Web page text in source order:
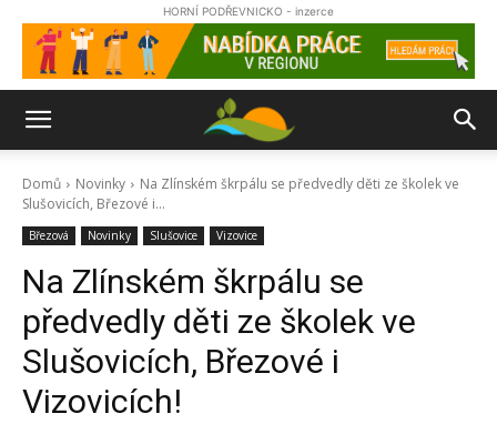
HORNÍ PODŘEVNICKO - inzerce
Domů Novinky
Na Zlínském škrpálu se předvedly děti ze školek ve
Slušovicích, Březové i...
Březová Novinky Slušovice Vizovice
Na Zlínském škrpálu se
předvedly děti ze školek ve
Slušovicích, Březové i
Vizovicích!